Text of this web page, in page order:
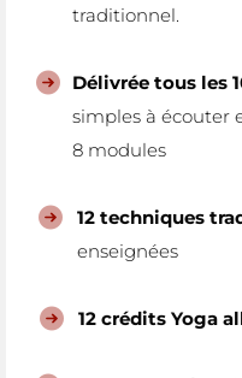
traditionnel.
Délivrée tous les
simples à écouter
8 modules
12 techniques
enseignées
12 crédits Yoga